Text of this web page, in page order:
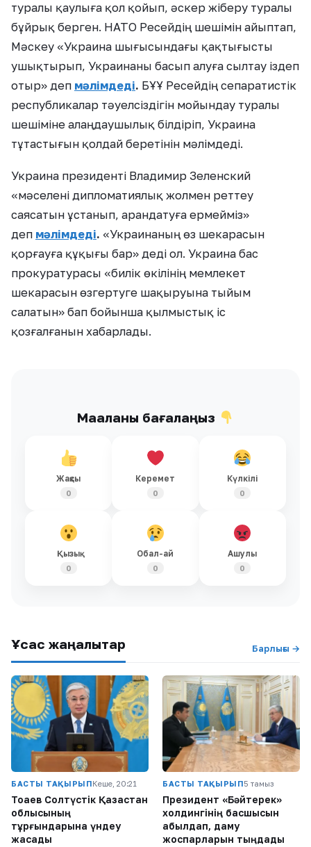
туралы қаулыға қол қойып, әскер жіберу туралы
бұйрық берген. НАТО Ресейдің шешімін айыптап,
Мәскеу «Украина шығысындағы қақтығысты
ушықтырып, Украинаны басып алуға сылтау іздеп
отыр» деп мәлімдеді. БҰҰ Ресейдің сепаратистік
республикалар тәуелсіздігін мойындау туралы
шешіміне алаңдаушылық білдіріп, Украина
тұтастығын қолдай беретінін мәлімдеді.
Украина президенті Владимир Зеленский
«мәселені дипломатиялық жолмен реттеу
саясатын ұстанып, арандатуға ермейміз»
деп мәлімдеді. «Украинаның өз шекарасын
қорғауға құқығы бар» деді ол. Украина бас
прокуратурасы «билік өкілінің мемлекет
шекарасын өзгертуге шақыруына тыйым
салатын» бап бойынша қылмыстық іс
қозғалғанын хабарлады.
Мақаланы бағалаңыз
Жақсы
0
Керемет
0
Күлкілі
0
Қызық
0
Обал-ай
0
Ашулы
0
Ұқсас жаңалықтар Барлығы →
БАСТЫ ТАҚЫРЫПКеше, 20:21
Тоқаев Солтүстік Қазақстан
облысының
тұрғындарына үндеу
жасады
БАСТЫ ТАҚЫРЫП5 тамыз
Президент «Бәйтерек»
холдингінің басшысын
қабылдап, даму
жоспарларын тыңдады